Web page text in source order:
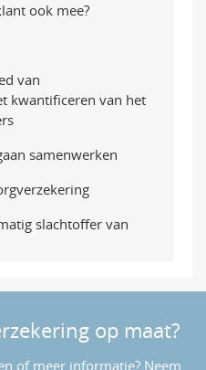
ook mee?
van
kwantificeren van het
samenwerken
slachtoffer van
op maat?
of meer informatie? Neem